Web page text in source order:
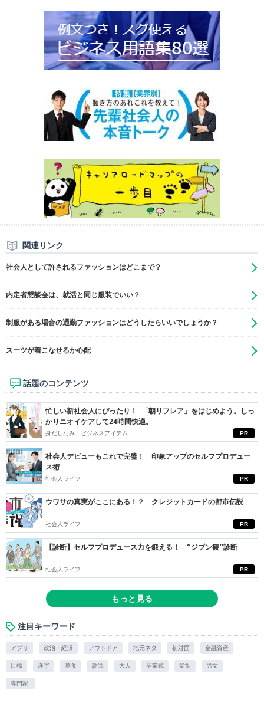
関連リンク
社会人として許されるファッションはどこまで？
内定者懇談会は、就活と同じ服装でいい？
制服がある場合の通勤ファッションはどうしたらいいでしょうか？
スーツが着こなせるか心配
話題のコンテンツ
PR
忙しい新社会人にぴったり！ 「朝リフレア」をはじめよう。しっ
かりニオイケアして24時間快適。
身だしなみ・ビジネスアイテム
PR
社会人デビューもこれで完璧！ 印象アップのセルフプロデュー
ス術
社会人ライフ
PR
ウワサの真実がここにある！？ クレジットカードの都市伝説
社会人ライフ
PR
【診断】セルフプロデュース力を鍛える！ “ジブン観”診断
社会人ライフ
もっと見る
注目キーワード
アプリ 政治・経済 アウトドア 地元ネタ 初対面 金融資産
目標 漢字 草食 謝罪 大人 卒業式 髪型 男女
専門家.